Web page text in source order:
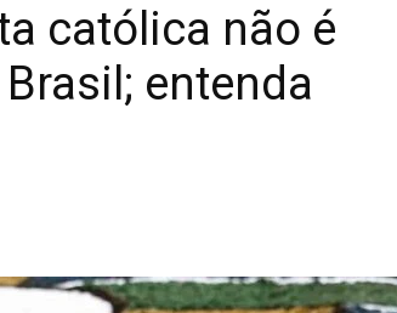
católica não é
entenda